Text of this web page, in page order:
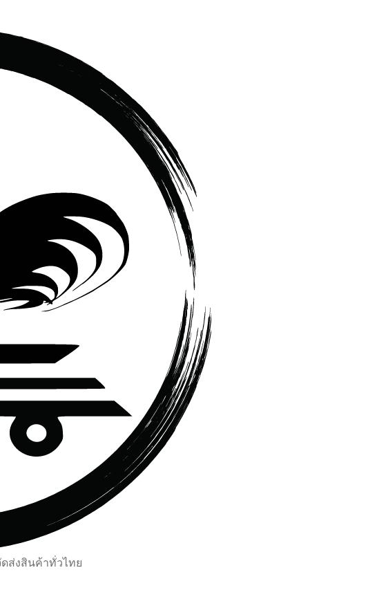
ส่งสินค้าทั่วไทย